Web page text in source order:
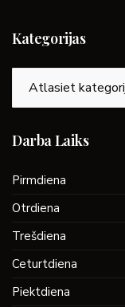
Kategorijas
Darba Laiks
Pirmdiena
Otrdiena
Trešdiena
Ceturtdiena
Piektdiena